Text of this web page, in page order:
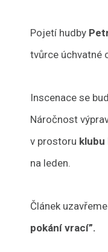
Pojetí hudby
tvůrce úchvatné
Inscenace se
Náročnost
v prostoru klubu
na leden.
Článek
pokání vrací”.